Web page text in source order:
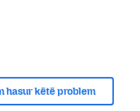
hasur këtë problem